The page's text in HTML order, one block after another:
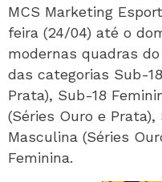
MCS Marketing
feira (24/04) até o
modernas quadras
das categorias Sub-
Prata), Sub-18
(Séries Ouro e
Masculina (Séries
Feminina.